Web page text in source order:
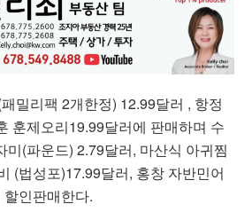
밀리팩 2개한정) 12.99달러 , 항정
훈제오리19.99달러에 판매하며 수
미(파운드) 2.79달러, 마산식 아귀찜
(법성포)17.99달러, 홍창 자반민어
인판매한다.